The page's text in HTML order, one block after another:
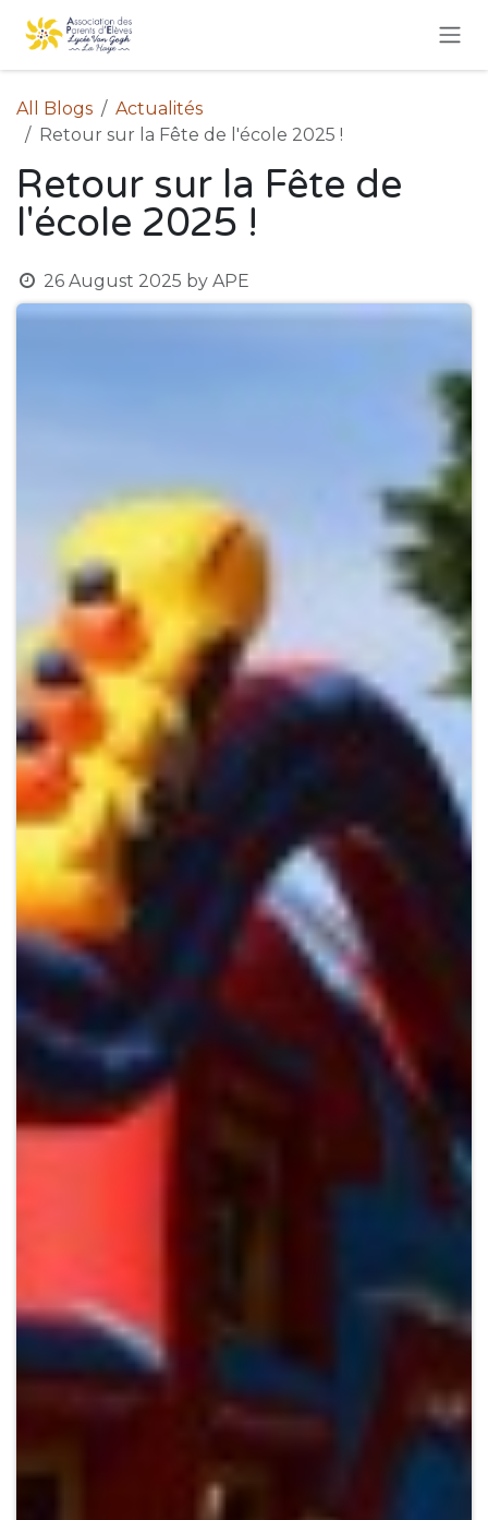
Skip to Content
All Blogs
Actualités
Retour sur la Fête de l'école 2025 !
Retour sur la Fête de
l'école 2025 !
26 August 2025 by APE